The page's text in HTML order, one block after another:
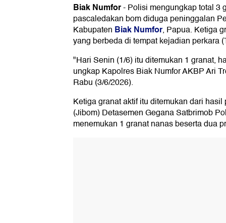
Biak Numfor-Polisi mengungkap total 3
pascaledakan bom diduga peninggalan
Kabupaten Biak Numfor, Papua. Ketiga
yang berbeda di tempat kejadian perkara
"Hari Senin (1/6) itu ditemukan 1 granat,
ungkap Kapolres Biak Numfor AKBP Ari
Rabu (3/6/2026).
Ketiga granat aktif itu ditemukan dari
(Jibom) Detasemen Gegana Satbrimob
menemukan 1 granat nanas beserta dua